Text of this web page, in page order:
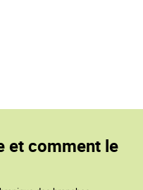
et comment le